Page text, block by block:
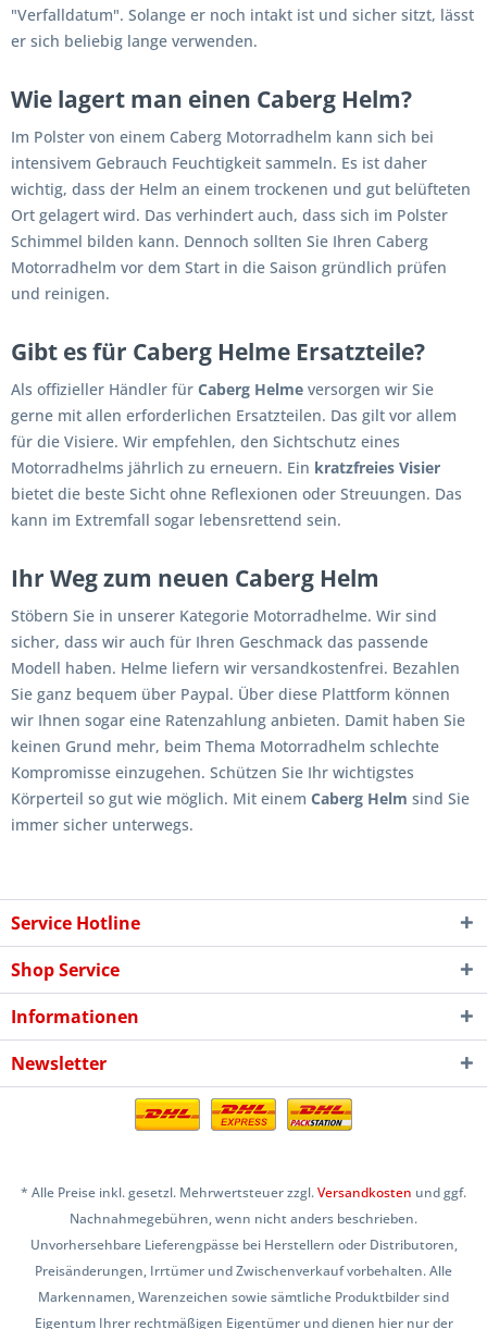
"Verfalldatum". Solange er noch intakt ist und sicher sitzt, lässt
er sich beliebig lange verwenden.
Wie lagert man einen Caberg Helm?
Im Polster von einem Caberg Motorradhelm kann sich bei
intensivem Gebrauch Feuchtigkeit sammeln. Es ist daher
wichtig, dass der Helm an einem trockenen und gut belüfteten
Ort gelagert wird. Das verhindert auch, dass sich im Polster
Schimmel bilden kann. Dennoch sollten Sie Ihren Caberg
Motorradhelm vor dem Start in die Saison gründlich prüfen
und reinigen.
Gibt es für Caberg Helme Ersatzteile?
Als offizieller Händler für Caberg Helme versorgen wir Sie
gerne mit allen erforderlichen Ersatzteilen. Das gilt vor allem
für die Visiere. Wir empfehlen, den Sichtschutz eines
Motorradhelms jährlich zu erneuern. Ein kratzfreies Visier
bietet die beste Sicht ohne Reflexionen oder Streuungen. Das
kann im Extremfall sogar lebensrettend sein.
Ihr Weg zum neuen Caberg Helm
Stöbern Sie in unserer Kategorie Motorradhelme. Wir sind
sicher, dass wir auch für Ihren Geschmack das passende
Modell haben. Helme liefern wir versandkostenfrei. Bezahlen
Sie ganz bequem über Paypal. Über diese Plattform können
wir Ihnen sogar eine Ratenzahlung anbieten. Damit haben Sie
keinen Grund mehr, beim Thema Motorradhelm schlechte
Kompromisse einzugehen. Schützen Sie Ihr wichtigstes
Körperteil so gut wie möglich. Mit einem Caberg Helm sind Sie
immer sicher unterwegs.
Service Hotline
Shop Service
Informationen
Newsletter
* Alle Preise inkl. gesetzl. Mehrwertsteuer zzgl.Versandkosten und ggf.
Nachnahmegebühren, wenn nicht anders beschrieben.
Unvorhersehbare Lieferengpässe bei Herstellern oder Distributoren,
Preisänderungen, Irrtümer und Zwischenverkauf vorbehalten. Alle
Markennamen, Warenzeichen sowie sämtliche Produktbilder sind
Eigentum Ihrer rechtmäßigen Eigentümer und dienen hier nur der